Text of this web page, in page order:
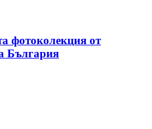
фотоколекция от
България